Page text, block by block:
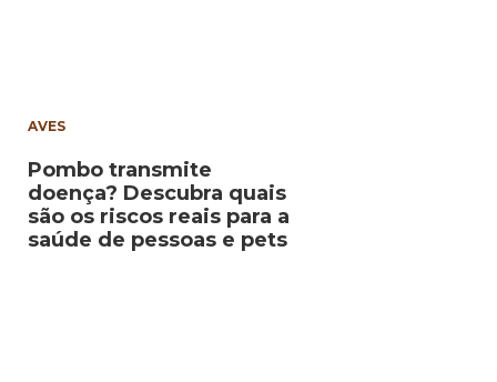
AVES
Pombo transmite
doença? Descubra quais
são os riscos reais para a
saúde de pessoas e pets